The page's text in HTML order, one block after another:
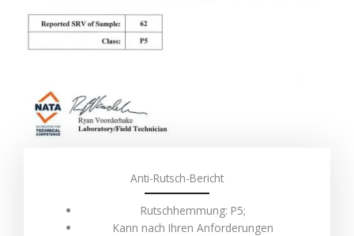
Anti-Rutsch-Bericht
Rutschhemmung: P5;
Kann nach Ihren Anforderungen